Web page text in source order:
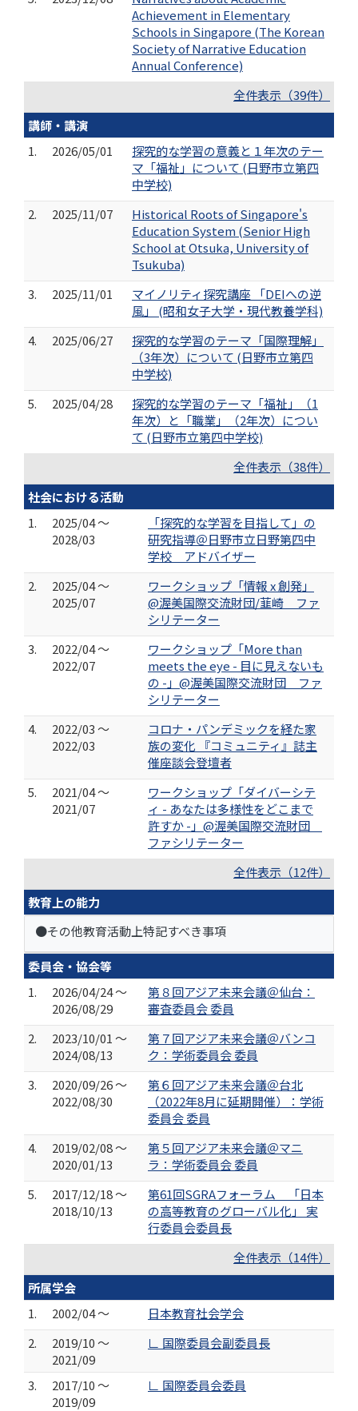
Achievement in Elementary
Schools in Singapore (The Korean
Society of Narrative Education
Annual Conference)
全件表示（39件）
講師・講演
1.
2026/05/01
探究的な学習の意義と１年次のテー
マ「福祉」について (日野市立第四
中学校)
2.
2025/11/07
Historical Roots of Singapore's
Education System (Senior High
School at Otsuka, University of
Tsukuba)
3.
2025/11/01
マイノリティ探究講座 「DEIへの逆
風」 (昭和女子大学・現代教養学科)
4.
2025/06/27
探究的な学習のテーマ「国際理解」
（3年次）について (日野市立第四
中学校)
5.
2025/04/28
探究的な学習のテーマ「福祉」（1
年次）と「職業」（2年次）につい
て (日野市立第四中学校)
全件表示（38件）
社会における活動
1.
2025/04 ～
2028/03
「探究的な学習を目指して」の
研究指導＠日野市立日野第四中
学校 アドバイザー
2.
2025/04 ～
2025/07
ワークショップ「情報 x 創発」
@渥美国際交流財団/韮崎 ファ
シリテーター
3.
2022/04 ～
2022/07
ワークショップ「More than
meets the eye - 目に見えないも
の -」@渥美国際交流財団 ファ
シリテーター
4.
2022/03 ～
2022/03
コロナ・パンデミックを経た家
族の変化 『コミュニティ』誌主
催座談会登壇者
5.
2021/04 ～
2021/07
ワークショップ「ダイバーシテ
ィ - あなたは多様性をどこまで
許すか -」@渥美国際交流財団
ファシリテーター
全件表示（12件）
教育上の能力
●その他教育活動上特記すべき事項
委員会・協会等
1.
2026/04/24 ～
2026/08/29
第８回アジア未来会議＠仙台：
審査委員会 委員
2.
2023/10/01 ～
2024/08/13
第７回アジア未来会議＠バンコ
ク：学術委員会 委員
3.
2020/09/26 ～
2022/08/30
第６回アジア未来会議＠台北
（2022年8月に延期開催）：学術
委員会 委員
4.
2019/02/08 ～
2020/01/13
第５回アジア未来会議＠マニ
ラ：学術委員会 委員
5.
2017/12/18 ～
2018/10/13
第61回SGRAフォーラム 「日本
の高等教育のグローバル化」 実
行委員会委員長
全件表示（14件）
所属学会
1.
2002/04 ～
日本教育社会学会
2.
2019/10 ～
2021/09
∟ 国際委員会副委員長
3.
2017/10 ～
2019/09
∟ 国際委員会委員